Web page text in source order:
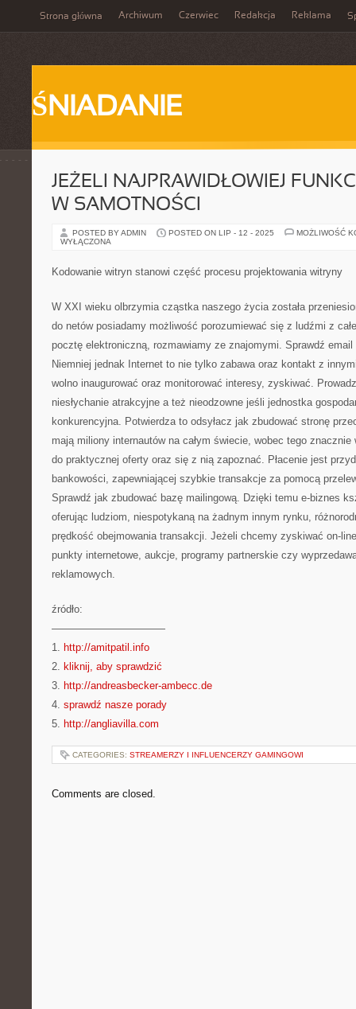
Strona główna Archiwum Czerwiec Redakcja Reklama
ŚNIADANIE
JEŻELI NAJPRAWIDŁOWIEJ
W SAMOTNOŚCI
POSTED BY ADMIN POSTED ON LIP - 12 - 2025
MOŻLIWOŚĆ
WYŁĄCZONA
Kodowanie witryn stanowi część procesu projektowania witryny
W XXI wieku olbrzymia cząstka naszego życia została
do netów posiadamy możliwość porozumiewać się z ludźmi z
pocztę elektroniczną, rozmawiamy ze znajomymi. Sprawdź
Niemniej jednak Internet to nie tylko zabawa oraz kontakt z
wolno inaugurować oraz monitorować interesy, zyskiwać.
niesłychanie atrakcyjne a też nieodzowne jeśli jednostka
konkurencyjna. Potwierdza to odsyłacz jak zbudować stronę
mają miliony internautów na całym świecie, wobec tego
do praktycznej oferty oraz się z nią zapoznać. Płacenie jest
bankowości, zapewniającej szybkie transakcje za pomocą
Sprawdź jak zbudować bazę mailingową. Dzięki temu e-biznes
oferując ludziom, niespotykaną na żadnym innym rynku,
prędkość obejmowania transakcji. Jeżeli chcemy zyskiwać on-
punkty internetowe, aukcje, programy partnerskie czy
reklamowych.
źródło:
———————————
1. http://amitpatil.info
2. kliknij, aby sprawdzić
3. http://andreasbecker-ambecc.de
4. sprawdź nasze porady
5. http://angliavilla.com
CATEGORIES: STREAMERZY I INFLUENCERZY GAMINGOWI
Comments are closed.